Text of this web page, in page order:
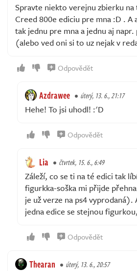
Spravte niekto verejnu zbierku na
Creed 800e ediciu pre mna :D . A
tak jednu pre mna a jednu aj
(alebo ved oni si to uz nejak v
Odpovědět
Azdrawee úterý, 13. 6., 21:17
Hehe! To jsi uhodl! :'D
Odpovědět
Lia čtvrtek, 15. 6., 6:49
Záleží, co se ti na té edici tak
figurkka-soška mi přijde
je už verze na ps4 vyprodaná).
jedna edice se stejnou
Odpovědět
Thearan úterý, 13. 6., 20:57